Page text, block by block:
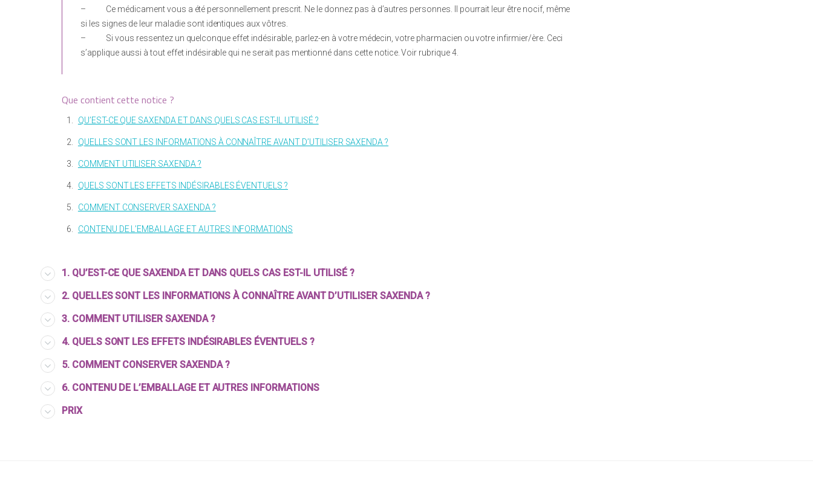
–
Ce médicament vous a été personnellement prescrit. Ne le donnez pas à d’autres personnes. Il pourrait leur être nocif, même
si les signes de leur maladie sont identiques aux vôtres.
–
Si vous ressentez un quelconque effet indésirable, parlez-en à votre médecin, votre pharmacien ou votre infirmier/ère. Ceci
s’applique aussi à tout effet indésirable qui ne serait pas mentionné dans cette notice. Voir rubrique 4.
Que contient cette notice ?
1. QU’EST-CE QUE SAXENDA ET DANS QUELS CAS EST-IL UTILISÉ ?
2. QUELLES SONT LES INFORMATIONS À CONNAÎTRE AVANT D’UTILISER SAXENDA ?
3. COMMENT UTILISER SAXENDA ?
4. QUELS SONT LES EFFETS INDÉSIRABLES ÉVENTUELS ?
5. COMMENT CONSERVER SAXENDA ?
6. CONTENU DE L’EMBALLAGE ET AUTRES INFORMATIONS
1. QU’EST-CE QUE SAXENDA ET DANS QUELS CAS EST-IL UTILISÉ ?
2. QUELLES SONT LES INFORMATIONS À CONNAÎTRE AVANT D’UTILISER SAXENDA ?
3. COMMENT UTILISER SAXENDA ?
4. QUELS SONT LES EFFETS INDÉSIRABLES ÉVENTUELS ?
5. COMMENT CONSERVER SAXENDA ?
6. CONTENU DE L’EMBALLAGE ET AUTRES INFORMATIONS
PRIX